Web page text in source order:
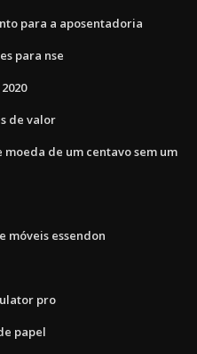
para a aposentadoria
para nse
de valor
moeda de um centavo sem um
móveis essendon
pro
papel